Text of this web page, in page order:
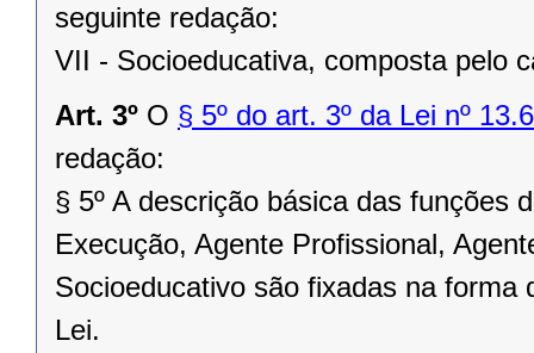
seguinte redação:
VII - Socioeducativa, composta pelo
Art. 3º O § 5º do art. 3º da Lei nº
redação:
§ 5º A descrição básica das funções
Execução, Agente Profissional,
Socioeducativo são fixadas na
Lei.